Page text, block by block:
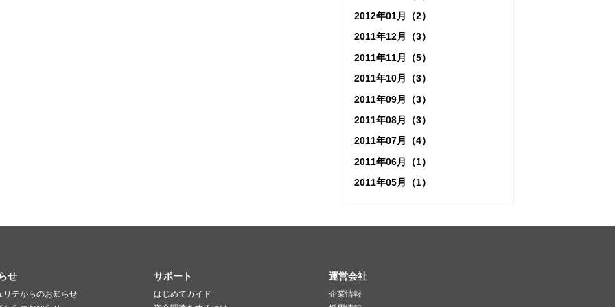
2012年01月（2）
2011年12月（3）
2011年11月（5）
2011年10月（3）
2011年09月（3）
2011年08月（3）
2011年07月（4）
2011年06月（1）
2011年05月（1）
せ
リテからのお知らせ
サポート
はじめてガイド
運営会社
企業情報